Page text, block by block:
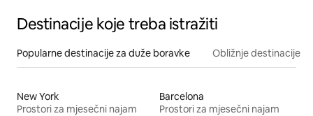
Destinacije koje treba istražiti
Popularne destinacije za duže boravke Obližnje destinacije
New York
Prostori za mjesečni najam
Barcelona
Prostori za mjesečni najam